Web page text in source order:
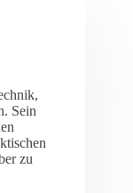
Sein
zu